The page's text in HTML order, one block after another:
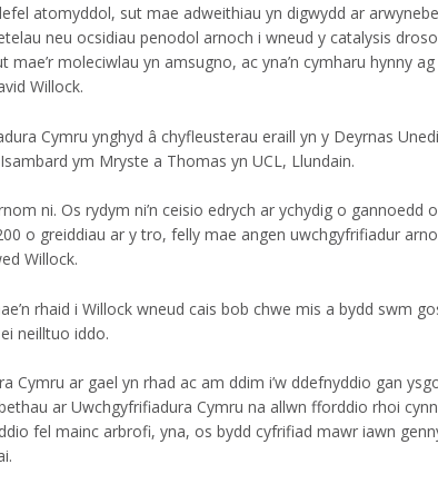
atomyddol, sut mae adweithiau yn digwydd ar
neu ocsidiau penodol arnoch i wneud y catalysis
mae’r moleciwlau yn amsugno, ac yna’n cymharu hynny
Willock.
Cymru ynghyd â chyfleusterau eraill yn y Deyrnas
ym Mryste a Thomas yn UCL, Llundain.
ni. Os rydym ni’n ceisio edrych ar ychydig o gannoedd
o greiddiau ar y tro, felly mae angen uwchgyfrifiadur
Willock.
rhaid i Willock wneud cais bob chwe mis a bydd swm
neilltuo iddo.
Cymru ar gael yn rhad ac am ddim i’w ddefnyddio gan
ar Uwchgyfrifiadura Cymru na allwn fforddio rhoi
fel mainc arbrofi, yna, os bydd cyfrifiad mawr iawn